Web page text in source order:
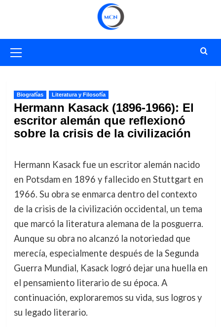
primario
Biografías Literatura y Filosofía
Hermann Kasack (1896-1966): El
escritor alemán que reflexionó
sobre la crisis de la civilización
Hermann Kasack fue un escritor alemán nacido
en Potsdam en 1896 y fallecido en Stuttgart en
1966. Su obra se enmarca dentro del contexto
de la crisis de la civilización occidental, un tema
que marcó la literatura alemana de la posguerra.
Aunque su obra no alcanzó la notoriedad que
merecía, especialmente después de la Segunda
Guerra Mundial, Kasack logró dejar una huella en
el pensamiento literario de su época. A
continuación, exploraremos su vida, sus logros y
su legado literario.